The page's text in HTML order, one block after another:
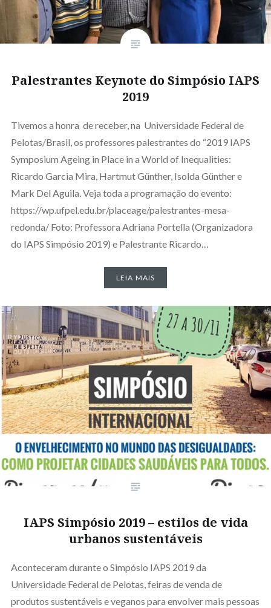
Palestrantes Keynote do Simpósio IAPS
2019
Tivemos a honra de receber, na Universidade Federal de
Pelotas/Brasil, os professores palestrantes do “2019 IAPS
Symposium Ageing in Place in a World of Inequalities:
Ricardo Garcia Mira, Hartmut Günther, Isolda Günther e
Mark Del Aguila. Veja toda a programação do evento:
https://wp.ufpel.edu.br/placeage/palestrantes-mesa-
redonda/ Foto: Professora Adriana Portella (Organizadora
do IAPS Simpósio 2019) e Palestrante Ricardo…
LEIA MAIS
IAPS Simpósio 2019 – estilos de vida
urbanos sustentáveis
Aconteceram durante o Simpósio IAPS 2019 da
Universidade Federal de Pelotas, feiras de venda de
produtos sustentáveis e veganos para envolver mais pessoas